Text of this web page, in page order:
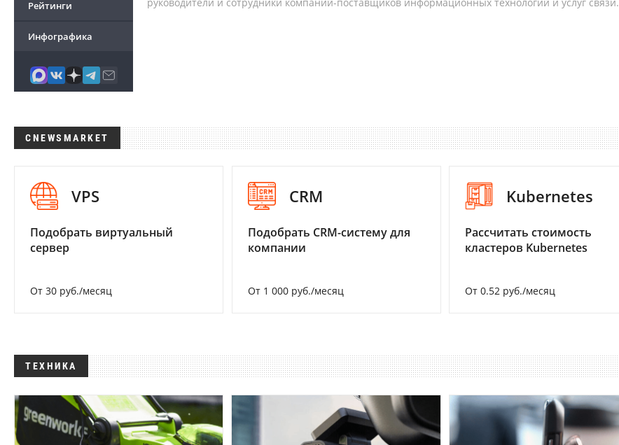
Рейтинги
Инфографика
CNEWSMARKET
VPS
Подобрать виртуальный
сервер
От 30 руб./месяц
CRM
Подобрать CRM-систему для
компании
От 1 000 руб./месяц
Kubernetes
Рассчитать стоимость
кластеров Kubernetes
От 0.52 руб./месяц
ТЕХНИКА